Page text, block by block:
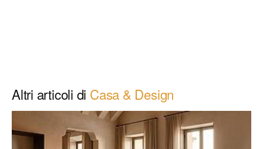
Altri articoli di Casa & Design